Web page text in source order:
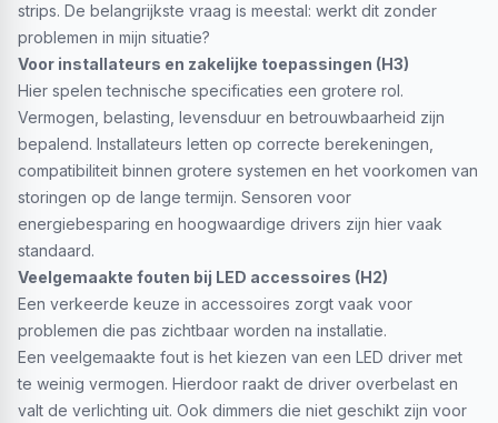
strips. De belangrijkste vraag is meestal: werkt dit zonder
problemen in mijn situatie?
Voor installateurs en zakelijke toepassingen (H3)
Hier spelen technische specificaties een grotere rol.
Vermogen, belasting, levensduur en betrouwbaarheid zijn
bepalend. Installateurs letten op correcte berekeningen,
compatibiliteit binnen grotere systemen en het voorkomen van
storingen op de lange termijn. Sensoren voor
energiebesparing en hoogwaardige drivers zijn hier vaak
standaard.
Veelgemaakte fouten bij LED accessoires (H2)
Een verkeerde keuze in accessoires zorgt vaak voor
problemen die pas zichtbaar worden na installatie.
Een veelgemaakte fout is het kiezen van een LED driver met
te weinig vermogen. Hierdoor raakt de driver overbelast en
valt de verlichting uit. Ook dimmers die niet geschikt zijn voor